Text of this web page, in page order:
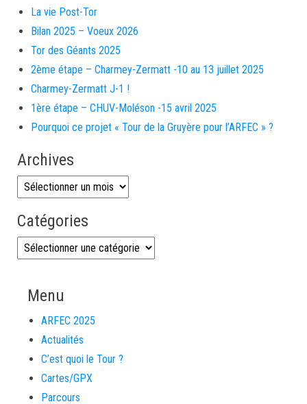
La vie Post-Tor
Bilan 2025 – Voeux 2026
Tor des Géants 2025
2ème étape – Charmey-Zermatt -10 au 13 juillet 2025
Charmey-Zermatt J-1 !
1ère étape – CHUV-Moléson -15 avril 2025
Pourquoi ce projet « Tour de la Gruyère pour l’ARFEC » ?
Archives
Archives
Catégories
Catégories
Menu
ARFEC 2025
Actualités
C’est quoi le Tour ?
Cartes/GPX
Parcours